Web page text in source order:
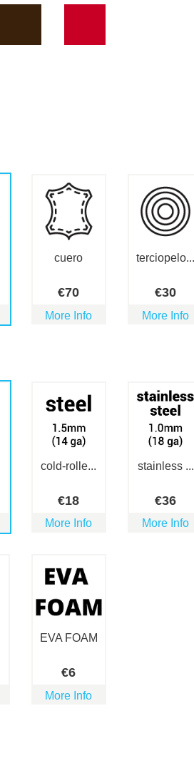
cuero
€70
More Info
terciopelo...
€30
More Info
cold-rolle...
€18
More Info
stainless ...
€36
More Info
EVA FOAM
€6
More Info